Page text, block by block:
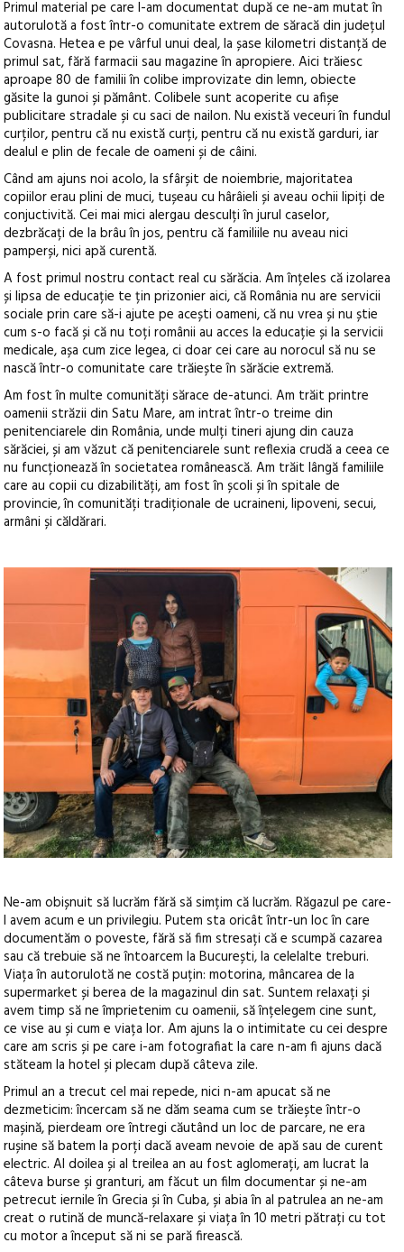
Primul material pe care l-am documentat după ce ne-am mutat în
autorulotă a fost într-o comunitate extrem de săracă din județul
Covasna. Hetea e pe vârful unui deal, la șase kilometri distanță de
primul sat, fără farmacii sau magazine în apropiere. Aici trăiesc
aproape 80 de familii în colibe improvizate din lemn, obiecte
găsite la gunoi și pământ. Colibele sunt acoperite cu afișe
publicitare stradale și cu saci de nailon. Nu există veceuri în fundul
curților, pentru că nu există curți, pentru că nu există garduri, iar
dealul e plin de fecale de oameni și de câini.
Când am ajuns noi acolo, la sfârșit de noiembrie, majoritatea
copiilor erau plini de muci, tușeau cu hârâieli și aveau ochii lipiți de
conjuctivită. Cei mai mici alergau desculți în jurul caselor,
dezbrăcați de la brâu în jos, pentru că familiile nu aveau nici
pamperși, nici apă curentă.
A fost primul nostru contact real cu sărăcia. Am înțeles că izolarea
și lipsa de educație te țin prizonier aici, că România nu are servicii
sociale prin care să-i ajute pe acești oameni, că nu vrea și nu știe
cum s-o facă și că nu toți românii au acces la educație și la servicii
medicale, așa cum zice legea, ci doar cei care au norocul să nu se
nască într-o comunitate care trăiește în sărăcie extremă.
Am fost în multe comunități sărace de-atunci. Am trăit printre
oamenii străzii din Satu Mare, am intrat într-o treime din
penitenciarele din România, unde mulți tineri ajung din cauza
sărăciei, și am văzut că penitenciarele sunt reflexia crudă a ceea ce
nu funcționează în societatea românească. Am trăit lângă familiile
care au copii cu dizabilități, am fost în școli și în spitale de
provincie, în comunități tradiționale de ucraineni, lipoveni, secui,
armâni și căldărari.
Ne-am obișnuit să lucrăm fără să simțim că lucrăm. Răgazul pe care-
l avem acum e un privilegiu. Putem sta oricât într-un loc în care
documentăm o poveste, fără să fim stresați că e scumpă cazarea
sau că trebuie să ne întoarcem la București, la celelalte treburi.
Viața în autorulotă ne costă puțin: motorina, mâncarea de la
supermarket și berea de la magazinul din sat. Suntem relaxați și
avem timp să ne împrietenim cu oamenii, să înțelegem cine sunt,
ce vise au și cum e viața lor. Am ajuns la o intimitate cu cei despre
care am scris și pe care i-am fotografiat la care n-am fi ajuns dacă
stăteam la hotel și plecam după câteva zile.
Primul an a trecut cel mai repede, nici n-am apucat să ne
dezmeticim: încercam să ne dăm seama cum se trăiește într-o
mașină, pierdeam ore întregi căutând un loc de parcare, ne era
rușine să batem la porți dacă aveam nevoie de apă sau de curent
electric. Al doilea și al treilea an au fost aglomerați, am lucrat la
câteva burse și granturi, am făcut un film documentar și ne-am
petrecut iernile în Grecia și în Cuba, și abia în al patrulea an ne-am
creat o rutină de muncă-relaxare și viața în 10 metri pătrați cu tot
cu motor a început să ni se pară firească.